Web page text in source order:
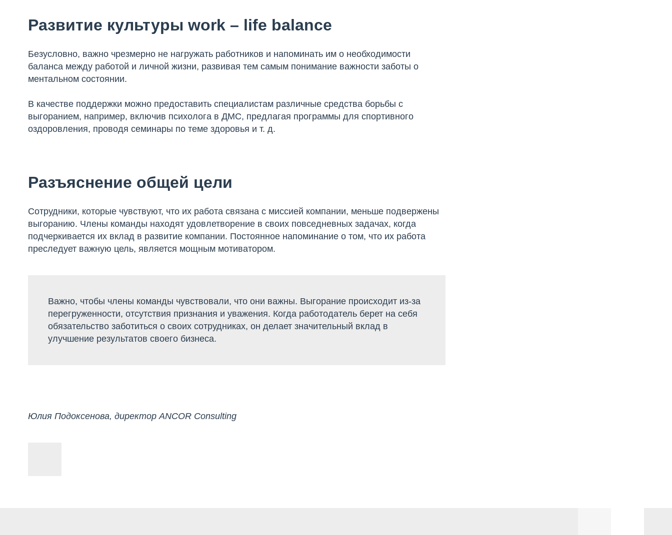
Развитие культуры work – life balance
Безусловно, важно чрезмерно не нагружать работников и напоминать им о необходимости
баланса между работой и личной жизни, развивая тем самым понимание важности заботы о
ментальном состоянии.
В качестве поддержки можно предоставить специалистам различные средства борьбы с
выгоранием, например, включив психолога в ДМС, предлагая программы для спортивного
оздоровления, проводя семинары по теме здоровья и т. д.
Разъяснение общей цели
Сотрудники, которые чувствуют, что их работа связана с миссией компании, меньше подвержены
выгоранию. Члены команды находят удовлетворение в своих повседневных задачах, когда
подчеркивается их вклад в развитие компании. Постоянное напоминание о том, что их работа
преследует важную цель, является мощным мотиватором.
Важно, чтобы члены команды чувствовали, что они важны. Выгорание происходит из-за
перегруженности, отсутствия признания и уважения. Когда работодатель берет на себя
обязательство заботиться о своих сотрудниках, он делает значительный вклад в
улучшение результатов своего бизнеса.
Юлия Подоксенова, директор ANCOR Consulting